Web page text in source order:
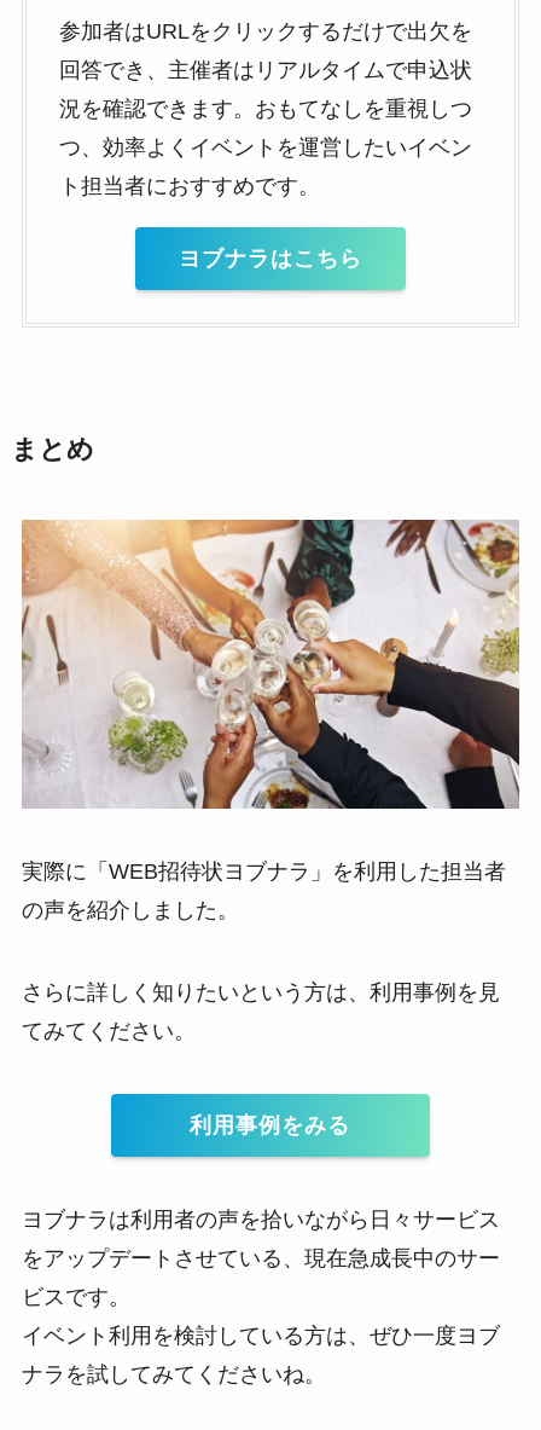
参加者はURLをクリックするだけで出欠を
回答でき、主催者はリアルタイムで申込状
況を確認できます。おもてなしを重視しつ
つ、効率よくイベントを運営したいイベン
ト担当者におすすめです。
ヨブナラはこちら
まとめ
実際に「WEB招待状ヨブナラ」を利用した担当者
の声を紹介しました。
さらに詳しく知りたいという方は、利用事例を見
てみてください。
利用事例をみる
ヨブナラは利用者の声を拾いながら日々サービス
をアップデートさせている、現在急成長中のサー
ビスです。
イベント利用を検討している方は、ぜひ一度ヨブ
ナラを試してみてくださいね。